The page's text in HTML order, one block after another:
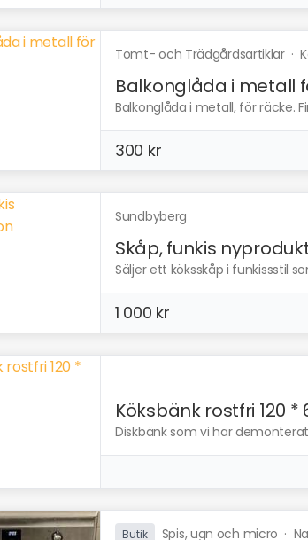
Tomt- och Trädgårdsartiklar·
Balkonglåda i metall
Balkonglåda i metall, för räcke.
300 kr
Sundbyberg
Skåp, funkis
Säljer ett köksskåp i funkissstil
1 000 kr
Köksbänk rostfri 120 *
Diskbänk som vi har
Butik Spis, ugn och micro ·